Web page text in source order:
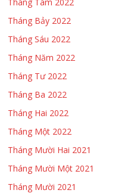
Tháng Bảy 2022
Tháng Sáu 2022
Tháng Năm 2022
Tháng Tư 2022
Tháng Ba 2022
Tháng Hai 2022
Tháng Một 2022
Tháng Mười Hai 2021
Tháng Mười Một 2021
Tháng Mười 2021